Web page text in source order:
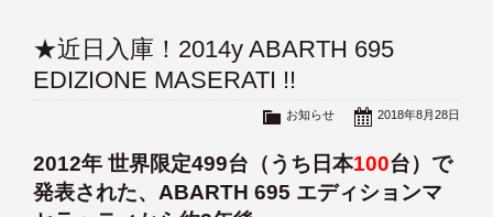
★近日入庫！2014y ABARTH 695
EDIZIONE MASERATI !!
2018年8月28日
お知らせ
2012年 世界限定499台（うち日本100台）で
発表された、ABARTH 695 エディションマ